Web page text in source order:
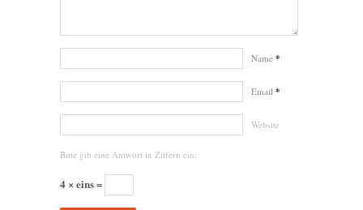
Name *
Email *
Website
Bitte gib eine Antwort in Ziffern ein:
4 × eins =